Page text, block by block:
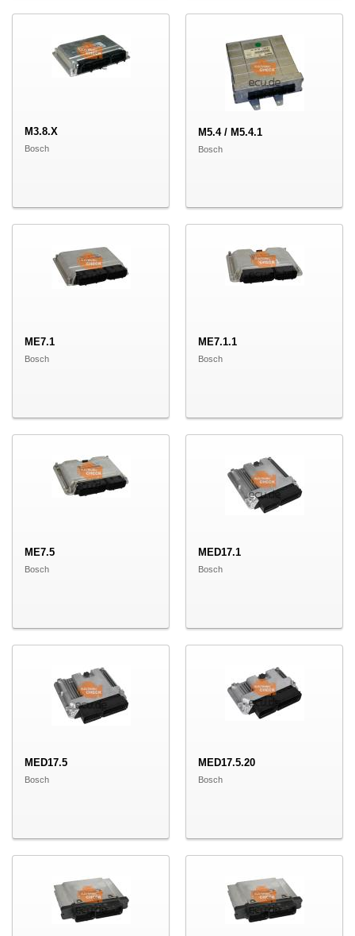
M3.8.X
Bosch
M5.4 / M5.4.1
Bosch
ME7.1
Bosch
ME7.1.1
Bosch
ME7.5
Bosch
MED17.1
Bosch
MED17.5
Bosch
MED17.5.20
Bosch